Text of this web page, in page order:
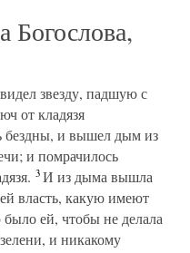
Богослова,
звезду, падшую с
от кладязя
бездны, и вышел дым из
и помрачилось
3И из дыма вышла
власть, какую имеют
ей, чтобы не делала
и никакому